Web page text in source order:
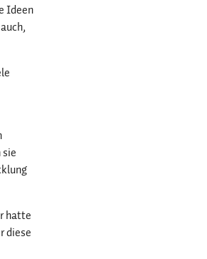
Ideen
hatte
diese